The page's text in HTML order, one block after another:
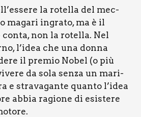
la rotel­la del mec­
maga­ri ingra­to, ma è il
non la rotel­la. Nel
l’idea che una don­na
il pre­mio Nobel (o più
da sola sen­za un mari­
e stra­va­gan­te quan­to l’idea
abbia ragio­ne di esi­ste­re